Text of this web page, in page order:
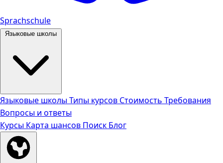
Sprachschule
Языковые школы
Языковые школыТипы курсов Стоимость Требования
Вопросы и ответы
Курсы Карта шансов Поиск Блог